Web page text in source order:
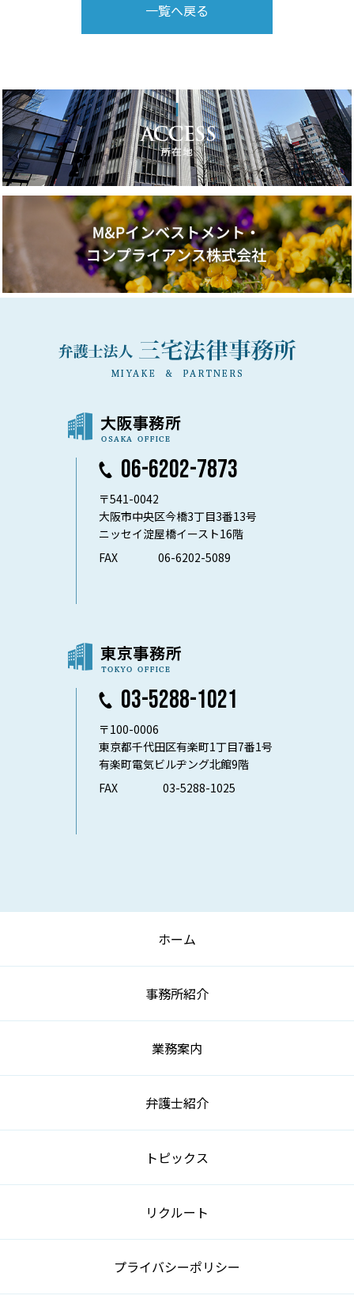
一覧へ戻る
06-6202-7873
〒541-0042
大阪市中央区今橋3丁目3番13号
ニッセイ淀屋橋イースト16階
FAX
06-6202-5089
03-5288-1021
〒100-0006
東京都千代田区有楽町1丁目7番1号
有楽町電気ビルヂング北館9階
FAX
03-5288-1025
ホーム
事務所紹介
業務案内
弁護士紹介
トピックス
リクルート
プライバシーポリシー